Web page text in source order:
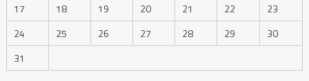
17
18 19 20 21 22
23
24
25 26 27 28 29
30
31